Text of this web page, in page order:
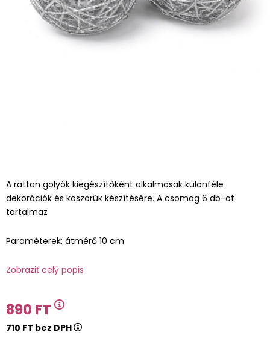
A rattan golyók kiegészítőként alkalmasak különféle
dekorációk és koszorúk készítésére. A csomag 6 db-ot
tartalmaz
Paraméterek: átmérő 10 cm
Zobraziť celý popis
890 FT
710 FT bez DPH